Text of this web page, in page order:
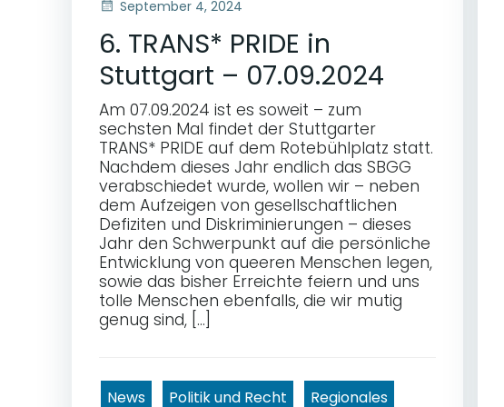
September 4, 2024
6. TRANS* PRIDE in
Stuttgart – 07.09.2024
Am 07.09.2024 ist es soweit – zum
sechsten Mal findet der Stuttgarter
TRANS* PRIDE auf dem Rotebühlplatz statt.
Nachdem dieses Jahr endlich das SBGG
verabschiedet wurde, wollen wir – neben
dem Aufzeigen von gesellschaftlichen
Defiziten und Diskriminierungen – dieses
Jahr den Schwerpunkt auf die persönliche
Entwicklung von queeren Menschen legen,
sowie das bisher Erreichte feiern und uns
tolle Menschen ebenfalls, die wir mutig
genug sind, […]
News Politik und Recht Regionales